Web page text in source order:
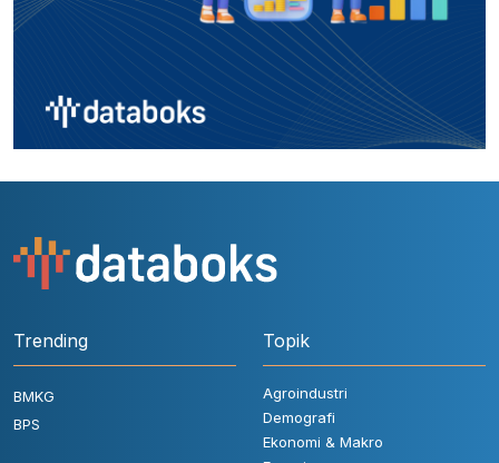
Trending
BMKG
BPS
Topik
Agroindustri
Demografi
Ekonomi & Makro